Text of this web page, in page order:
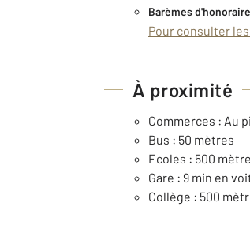
Barèmes
Pour consulter
À proximité
Commerces : Au
Bus : 50 mètres
Ecoles : 500
Gare : 9 min en
Collège : 500